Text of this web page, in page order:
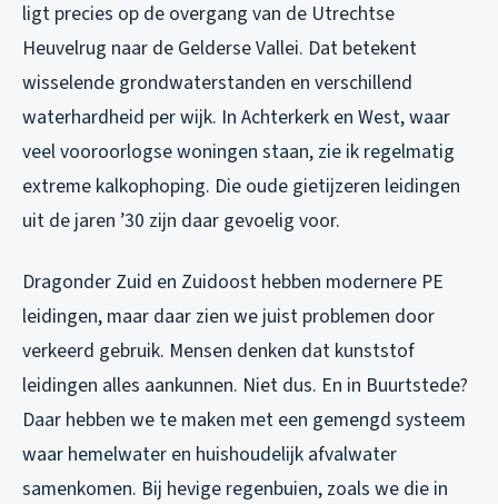
ligt precies op de overgang van de Utrechtse
Heuvelrug naar de Gelderse Vallei. Dat betekent
wisselende grondwaterstanden en verschillend
waterhardheid per wijk. In Achterkerk en West, waar
veel vooroorlogse woningen staan, zie ik regelmatig
extreme kalkophoping. Die oude gietijzeren leidingen
uit de jaren ’30 zijn daar gevoelig voor.
Dragonder Zuid en Zuidoost hebben modernere PE
leidingen, maar daar zien we juist problemen door
verkeerd gebruik. Mensen denken dat kunststof
leidingen alles aankunnen. Niet dus. En in Buurtstede?
Daar hebben we te maken met een gemengd systeem
waar hemelwater en huishoudelijk afvalwater
samenkomen. Bij hevige regenbuien, zoals we die in